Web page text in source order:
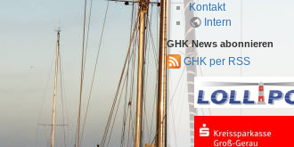
Kontakt
Intern
GHK News abonnieren
GHK per RSS